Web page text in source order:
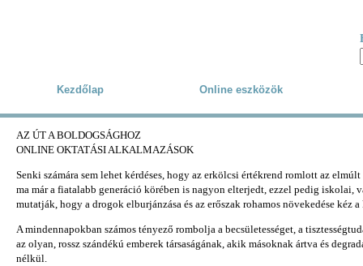
Kezdőlap Online eszközök
AZ ÚT A BOLDOGSÁGHOZ
ONLINE OKTATÁSI ALKALMAZÁSOK
Senki számára sem lehet kérdéses, hogy az erkölcsi értékrend romlott az
ma már a fiatalabb generáció körében is nagyon elterjedt, ezzel pedig iskolai,
mutatják, hogy a drogok elburjánzása és az erőszak rohamos növekedése kéz
A mindennapokban számos tényező rombolja a becsületességet, a
az olyan, rossz szándékú emberek társaságának, akik másoknak ártva és
nélkül.